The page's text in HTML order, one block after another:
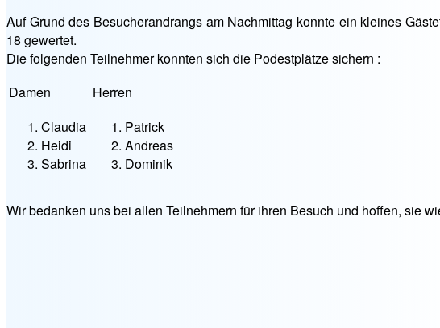
Auf Grund des Besucherandrangs am Nachmittag konnte ein kleines
18 gewertet.
Die folgenden Teilnehmer konnten sich die Podestplätze sichern :
Damen
Herren
Claudia
Heidi
Sabrina
Patrick
Andreas
Dominik
Wir bedanken uns bei allen Teilnehmern für ihren Besuch und hoffen, sie